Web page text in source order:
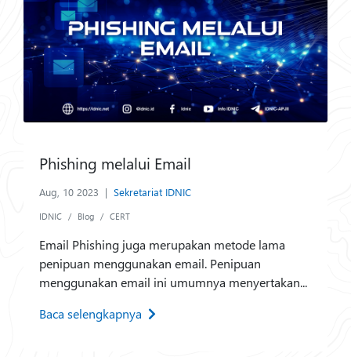
Phishing melalui Email
Aug, 10 2023 | Sekretariat IDNIC
IDNIC Blog CERT
Email Phishing juga merupakan metode lama
penipuan menggunakan email. Penipuan
menggunakan email ini umumnya menyertakan...
Baca selengkapnya